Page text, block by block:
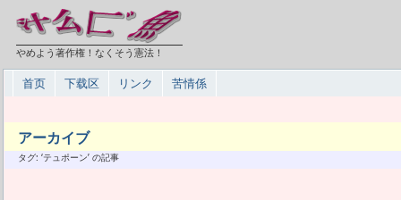
やめよう著作権！なくそう憲法！
首页 下载区 リンク 苦情係
アーカイブ
タグ: ‘テュポーン’ の記事